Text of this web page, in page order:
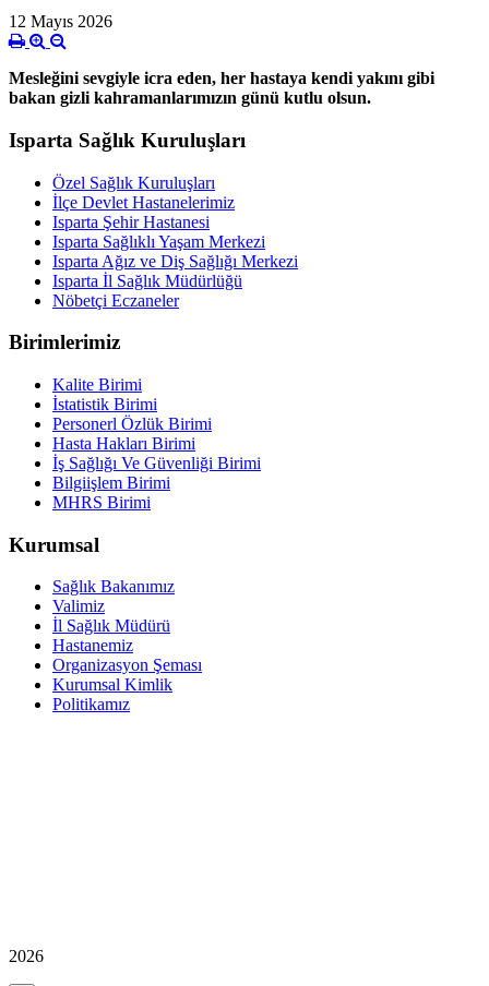
12 Mayıs 2026
Mesleğini sevgiyle icra eden, her hastaya kendi yakını gibi
bakan gizli kahramanlarımızın günü kutlu olsun.
Isparta Sağlık Kuruluşları
Özel Sağlık Kuruluşları
İlçe Devlet Hastanelerimiz
Isparta Şehir Hastanesi
Isparta Sağlıklı Yaşam Merkezi
Isparta Ağız ve Diş Sağlığı Merkezi
Isparta İl Sağlık Müdürlüğü
Nöbetçi Eczaneler
Birimlerimiz
Kalite Birimi
İstatistik Birimi
Personerl Özlük Birimi
Hasta Hakları Birimi
İş Sağlığı Ve Güvenliği Birimi
Bilgiişlem Birimi
MHRS Birimi
Kurumsal
Sağlık Bakanımız
Valimiz
İl Sağlık Müdürü
Hastanemiz
Organizasyon Şeması
Kurumsal Kimlik
Politikamız
2026